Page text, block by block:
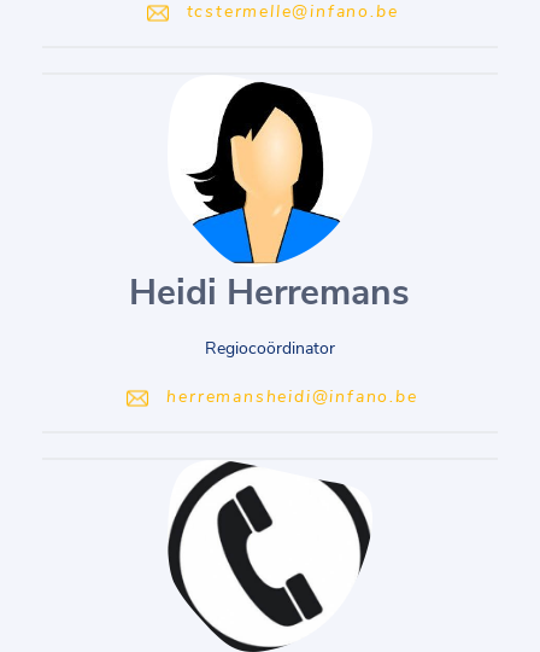
tcstermelle@infano.be
Heidi Herremans
Regiocoördinator
herremansheidi@infano.be